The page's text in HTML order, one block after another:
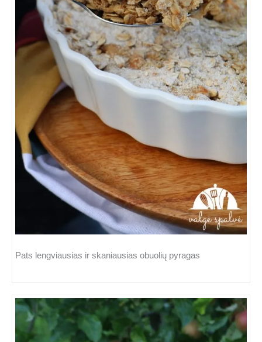
Pats lengviausias ir skaniausias obuolių pyragas